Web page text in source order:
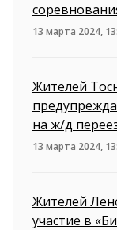
13 марта 2024,
Жителей
на ж/д
13 марта 2024,
Жителей
участие в